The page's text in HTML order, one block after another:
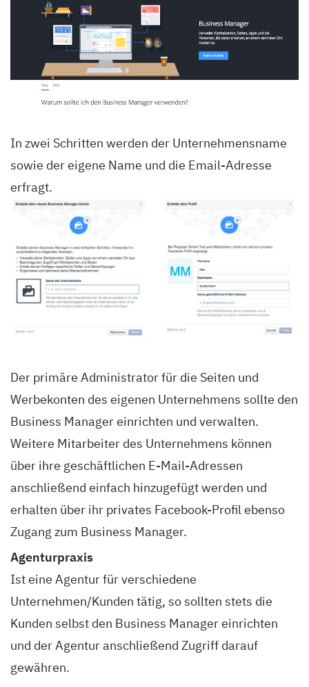
In zwei Schritten werden der Unternehmensname
sowie der eigene Name und die Email-Adresse
erfragt.
Der primäre Administrator für die Seiten und
Werbekonten des eigenen Unternehmens sollte den
Business Manager einrichten und verwalten.
Weitere Mitarbeiter des Unternehmens können
über ihre geschäftlichen E-Mail-Adressen
anschließend einfach hinzugefügt werden und
erhalten über ihr privates Facebook-Profil ebenso
Zugang zum Business Manager.
Agenturpraxis
Ist eine Agentur für verschiedene
Unternehmen/Kunden tätig, so sollten stets die
Kunden selbst den Business Manager einrichten
und der Agentur anschließend Zugriff darauf
gewähren.